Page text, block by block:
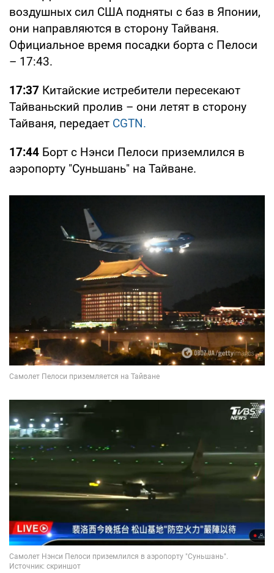
воздушных сил США подняты с баз в Японии,
они направляются в сторону Тайваня.
Официальное время посадки борта с Пелоси
– 17:43.
17:37 Китайские истребители пересекают
Тайваньский пролив – они летят в сторону
Тайваня, передает CGTN.
17:44 Борт с Нэнси Пелоси приземлился в
аэропорту "Суньшань" на Тайване.